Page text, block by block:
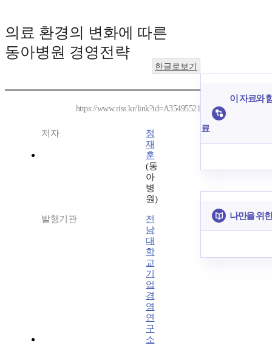
의료 환경의 변화에 따른
동아병원 경영전략
한글로보기
https://www.riss.kr/link?id=A35495521
저자
정
재
훈
(동
아
병
원)
발행기관
전
남
대
학
교
기
업
경
영
연
구
소
이 자료와
료
나만을 위